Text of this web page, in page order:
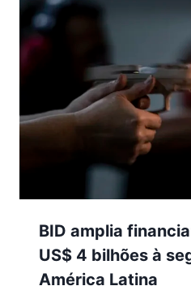
BID amplia
US$ 4 bilhões à
América Latina